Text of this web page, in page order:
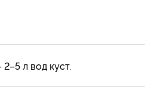
л вод куст.